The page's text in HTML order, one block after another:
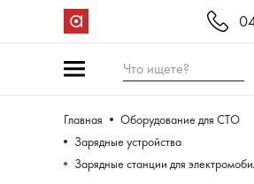
Что ищете?
Главная
Оборудование для СТО
Зарядные устройства
Зарядные станции для